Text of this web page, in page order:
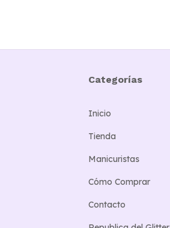
Categorías
Inicio
Tienda
Manicuristas
Cómo Comprar
Contacto